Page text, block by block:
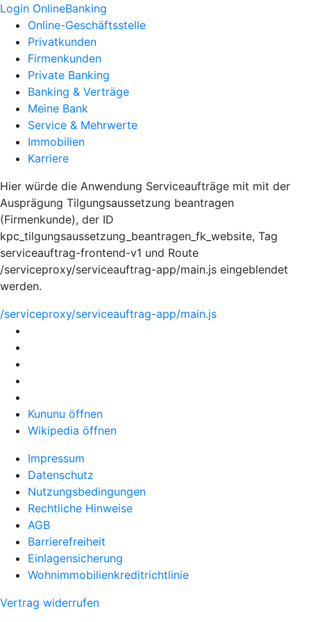
Login OnlineBanking
Online-Geschäftsstelle
Privatkunden
Firmenkunden
Private Banking
Banking & Verträge
Meine Bank
Service & Mehrwerte
Immobilien
Karriere
Hier würde die Anwendung Serviceaufträge mit mit der
Ausprägung Tilgungsaussetzung beantragen
(Firmenkunde), der ID
kpc_tilgungsaussetzung_beantragen_fk_website, Tag
serviceauftrag-frontend-v1 und Route
/serviceproxy/serviceauftrag-app/main.js eingeblendet
werden.
/serviceproxy/serviceauftrag-app/main.js
Kununu öffnen
Wikipedia öffnen
Impressum
Datenschutz
Nutzungsbedingungen
Rechtliche Hinweise
AGB
Barrierefreiheit
Einlagensicherung
Wohnimmobilienkreditrichtlinie
Vertrag widerrufen